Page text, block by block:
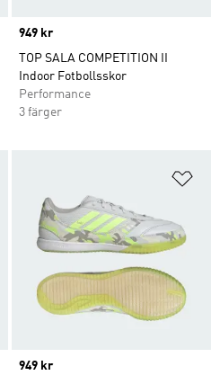
Price
949 kr
TOP SALA COMPETITION II
Indoor Fotbollsskor
Performance
3 färger
Price
949 kr